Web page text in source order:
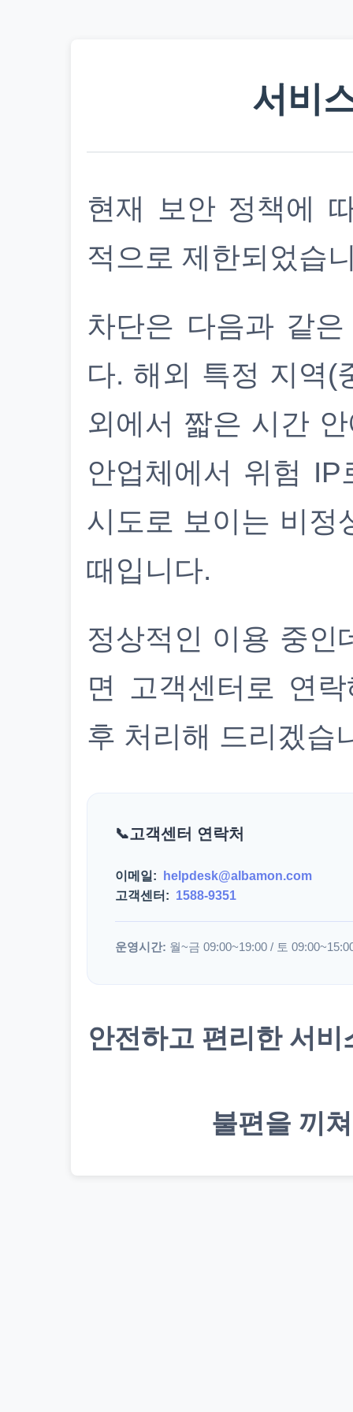
서비
현재 보안 정책에
적으로 제한되었습
차단은 다음과 같
다. 해외 특정 지역(
외에서 짧은 시간
안업체에서 위험
시도로 보이는 비정
때입니다.
정상적인 이용 중인
면 고객센터로 연
후 처리해 드리겠습
고객센터 연락처
이메일:
helpdesk@albamon.com
고객센터: 1588-9351
운영시간: 월~금 09:00~19:00 / 토
안전하고 편리한 서
불편을 끼